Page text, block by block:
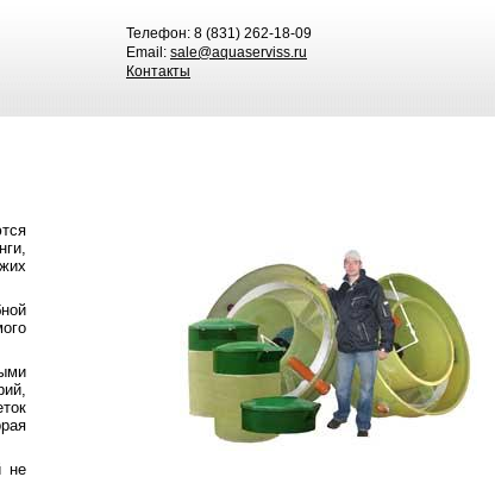
Телефон: 8 (831) 262-18-09
Email: sale@aquaserviss.ru
Контакты
не